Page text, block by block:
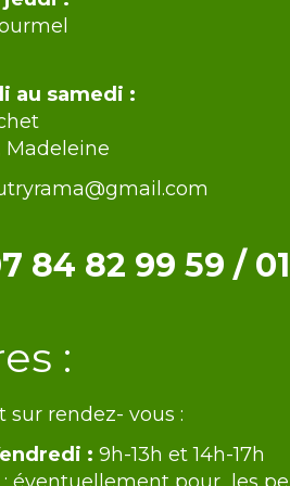
au samedi :
Madeleine
84 82 99 59 /
:
sur rendez- vous :
: 9h-13h et 14h-17h